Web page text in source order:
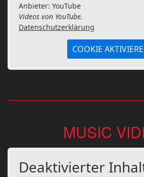
Anbieter: YouTube
Videos von YouTube.
Datenschutzerklärung
COOKIE
MUSIC
Deaktivierter